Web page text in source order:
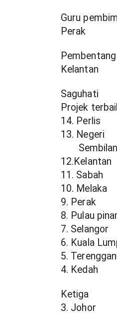
Guru
Perak
Kelantan
Saguhati
Projek
14. Perlis
13. Negeri
       Sembilan
12.Kelantan
11. Sabah
10. Melaka
9. Perak
8. Pulau
7. Selangor
6. Kuala
5.
4. Kedah
Ketiga
3. Johor